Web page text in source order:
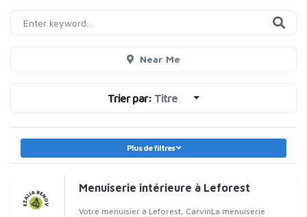
Near Me
Trier par: Titre
Plus de filtres
Menuiserie intérieure à Leforest
Votre menuisier à Leforest, CarvinLa menuiserie